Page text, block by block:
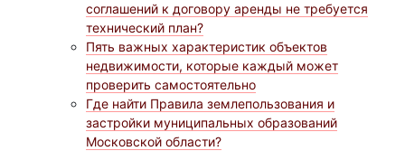
соглашений к договору аренды не требуется
технический план?
Пять важных характеристик объектов
недвижимости, которые каждый может
проверить самостоятельно
Где найти Правила землепользования и
застройки муниципальных образований
Московской области?